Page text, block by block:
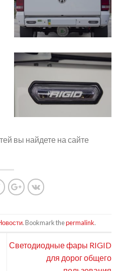
вы найдете на сайте
. Bookmark thepermalink.
Светодиодные фары RIGID
для дорог общего